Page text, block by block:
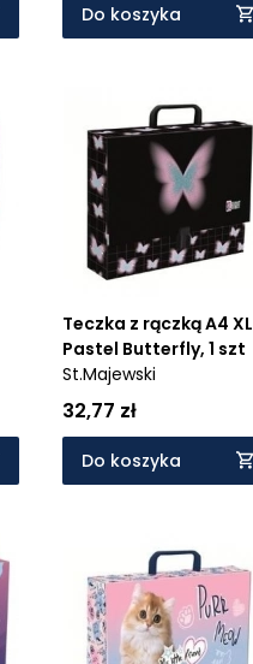
Do koszyka
Teczka z rączką A4 XL
Pastel Butterfly, 1 szt
St.Majewski
32,77 zł
Do koszyka